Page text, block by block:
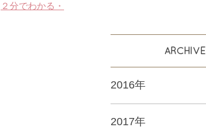
２分でわかる・
ARCHIVE
2016年
2017年